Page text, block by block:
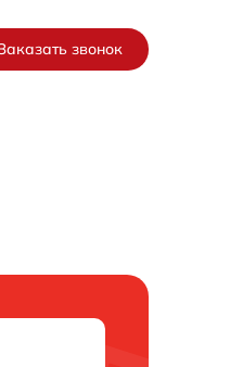
звонок